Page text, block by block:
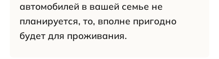
автомобилей в вашей семье не
планируется, то, вполне пригодно
будет для проживания.